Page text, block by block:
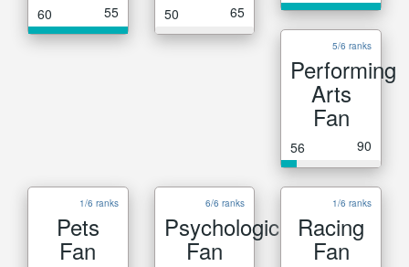
60 55 50 65
5/6 ranks
Performing
Arts
Fan
56 90
1/6 ranks
Pets
Fan
6/6 ranks
Psychological
Fan
1/6 ranks
Racing
Fan